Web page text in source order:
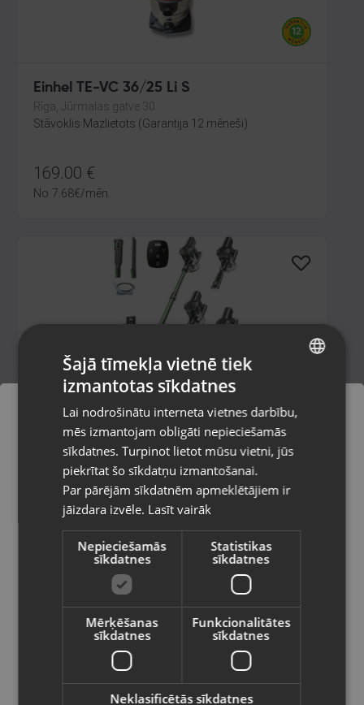
Einhel TE-VC 36/25 Li S
Rīga, Jūrmalas gatve 30
Stāvoklis Mazlietots (Garantija 12 mēneši)
169.00 €
No 7.68€/mēn.
Vexilar V9Pro
Rīga, Dižozolu iela 11
Stāvoklis Mazlietots (Garantija 12 mēneši)
75.00€
/mēn.
Rowenta X-Pert 6.60 (RH6831EO)
Pasūtījumi tiks piegādāti uz
izvēlēto valsti
Vietnes saturs būs attēlots izvēlētajā
valodā
Valsts
Latviešu / Latvian
RUSSIAN
Šajā tīmekļa vietnē tiek
izmantotas sīkdatnes
Lai nodrošinātu interneta vietnes darbību,
mēs izmantojam obligāti nepieciešamās
sīkdatnes. Turpinot lietot mūsu vietni, jūs
piekrītat šo sīkdatņu izmantošanai.
Par pārējām sīkdatnēm apmeklētājiem ir
jāizdara izvēle. Lasīt vairāk
Nepieciešamās
sīkdatnes
Statistikas
sīkdatnes
Mērķēšanas
sīkdatnes
Funkcionalitātes
sīkdatnes
Neklasificētās sīkdatnes